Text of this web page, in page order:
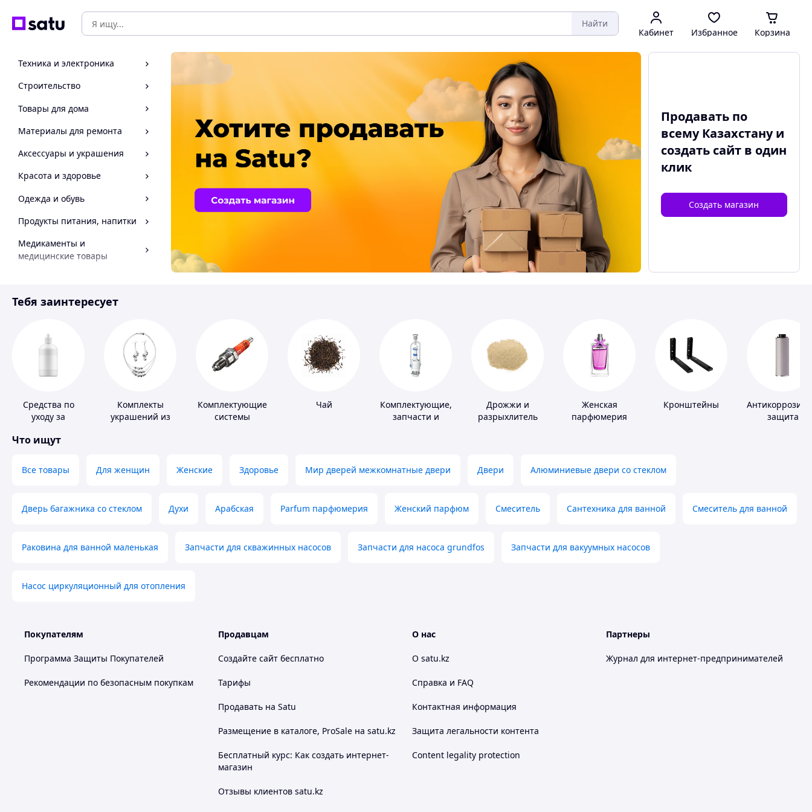
Найти
Кабинет Избранное Корзина
Техника и электроника
Строительство
Товары для дома
Материалы для ремонта
Аксессуары и украшения
Красота и здоровье
Одежда и обувь
Продукты питания, напитки
Медикаменты и
медицинские товары
Инструмент
Продавать по
всему Казахстану и
создать сайтв один
клик
Создать магазин
Тебя заинтересует
Средства по
уходу за
линзами
Комплекты
украшений из
Комплектующие
системы
Чай
Комплектующие,
запчасти и
Дрожжи и
разрыхлитель
Женская
парфюмерия
Кронштейны
защита
Что ищут
Все товары Для женщин Женские Здоровье Мир дверей межкомнатные двери Двери Алюминиевые двери со стеклом
Дверь багажника со стеклом Духи Арабская Parfum парфюмерия Женский парфюм Смеситель Сантехника для ванной Смеситель для ванной
Раковина для ванной маленькая Запчасти для скважинных насосов Запчасти для насоса grundfos Запчасти для вакуумных насосов
Насос циркуляционный для отопления
Покупателям
Программа Защиты Покупателей
Рекомендации по безопасным покупкам
Продавцам
Создайте сайт бесплатно
Тарифы
Продавать на Satu
Размещение в каталоге, ProSale на satu.kz
Бесплатный курс: Как создать интернет-
магазин
Отзывы клиентов satu.kz
О нас
О satu.kz
Справка и FAQ
Контактная информация
Защита легальности контента
Content legality protection
Партнеры
Журнал для интернет-предпринимателей